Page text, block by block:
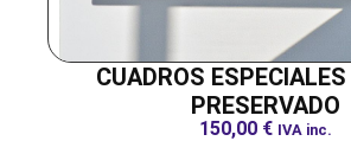
CUADROS
PRESERVADO
150,00 € IVA inc.